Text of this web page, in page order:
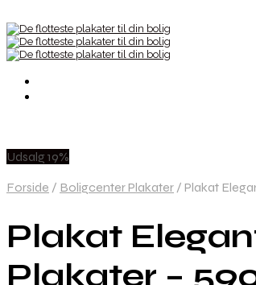
Udsalg 19%
Forside / Boligcenter Plakater / Plakat
Plakat
Plakater –